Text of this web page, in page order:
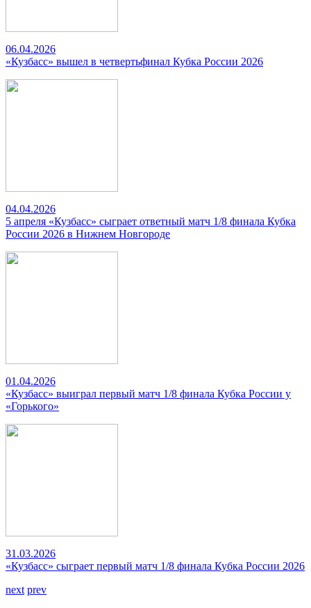
06.04.2026
«Кузбасс» вышел в четвертьфинал Кубка России 2026
04.04.2026
5 апреля «Кузбасс» сыграет ответный матч 1/8 финала Кубка
России 2026 в Нижнем Новгороде
01.04.2026
«Кузбасс» выиграл первый матч 1/8 финала Кубка России у
«Горького»
31.03.2026
«Кузбасс» сыграет первый матч 1/8 финала Кубка России 2026
next prev